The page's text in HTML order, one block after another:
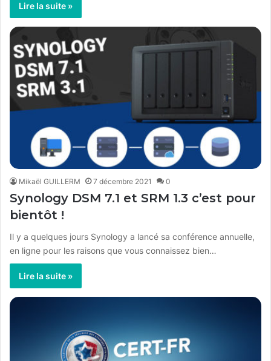
Lire la suite »
Mikaël GUILLERM 7 décembre 2021 0
Synology DSM 7.1 et SRM 1.3 c’est pour
bientôt !
Il y a quelques jours Synology a lancé sa conférence annuelle,
en ligne pour les raisons que vous connaissez bien…
Lire la suite »